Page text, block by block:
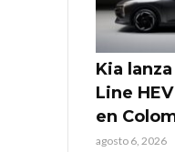
Kia
Line
en
agosto 6, 2026